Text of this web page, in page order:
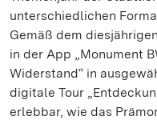
unterschiedlichen
Gemäß dem
in der App „Monument
Widerstand“ in
digitale Tour
erlebbar, wie das